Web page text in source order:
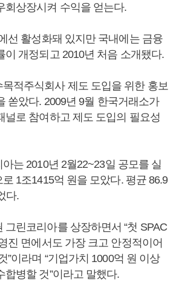
회상장시켜 수익을 얻는다.
선 활성화돼 있지만 국내에는 금융
이 개정되고 2010년 처음 소개됐다.
적주식회사 제도 도입을 위한 홍보
쏟았다. 2009년 9월 한국거래소가
널로 참여하고 제도 도입의 필요성
는 2010년 2월22~23일 공모를 실
1조1415억 원을 모았다. 평균 86.9
다.
그린코리아를 상장하면서 “첫 SPAC
진 면에서도 가장 크고 안정적이어
”이라며 “기업가치 1000억 원 이상
합병할 것”이라고 말했다.